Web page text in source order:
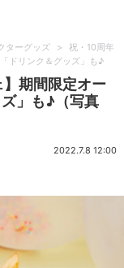
ターグッズ >
祝・10周年
ドリンク＆グッズ」も♪
期間限定オー
」も♪（写真
2022.7.8 12:00